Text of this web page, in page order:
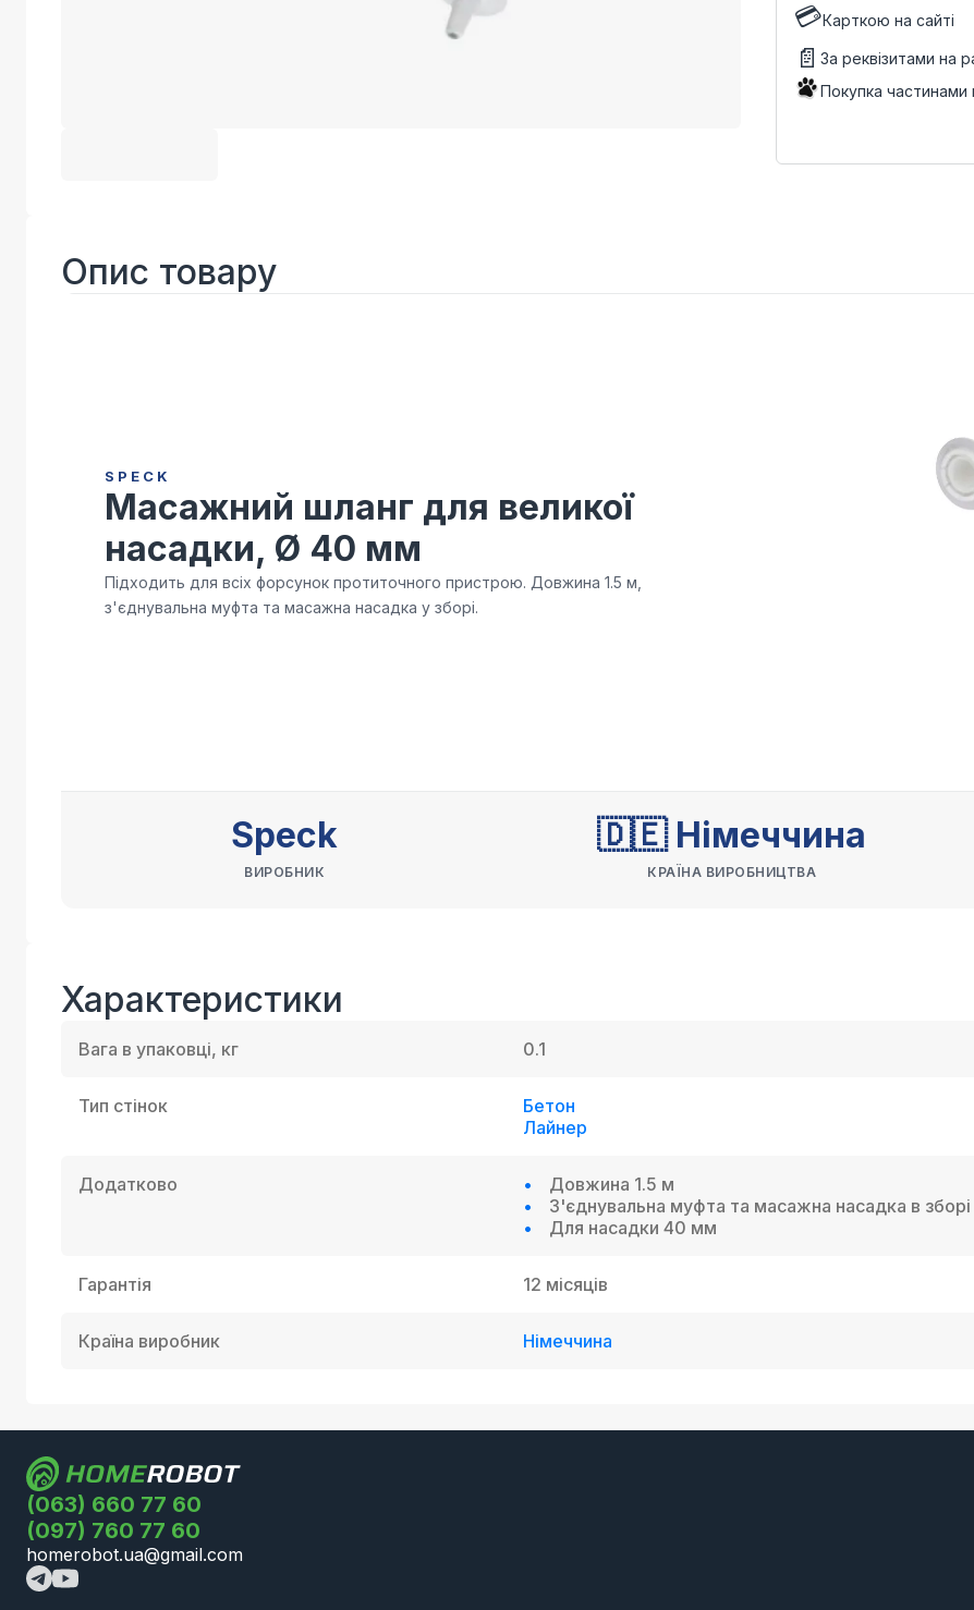
💳Карткою на сайті
📄 За реквізитами на
Покупка частинами
Опис товару
SPECK
Масажний шланг для великої
насадки, Ø 40 мм
Підходить для всіх форсунок протиточного пристрою. Довжина 1.5 м,
з'єднувальна муфта та масажна насадка у зборі.
Speck
ВИРОБНИК
🇩🇪 Німеччина
КРАЇНА ВИРОБНИЦТВА
Характеристики
Вага в упаковці, кг 0.1
Тип стінок
Бетон
Лайнер
Додатково
Довжина 1.5 м
З'єднувальна муфта та масажна насадка в зборі
Для насадки 40 мм
Гарантія 12 місяців
Країна виробник Німеччина
(063) 660 77 60
(097) 760 77 60
homerobot.ua@gmail.com